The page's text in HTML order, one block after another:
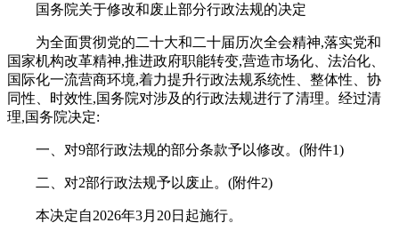
国务院关于修改和废止部分行政法规的决定
为全面贯彻党的二十大和二十届历次全会精神,落实党和
国家机构改革精神,推进政府职能转变,营造市场化、法治化、
国际化一流营商环境,着力提升行政法规系统性、整体性、协
同性、时效性,国务院对涉及的行政法规进行了清理。经过清
理,国务院决定:
一、对9部行政法规的部分条款予以修改。(附件1)
二、对2部行政法规予以废止。(附件2)
本决定自2026年3月20日起施行。